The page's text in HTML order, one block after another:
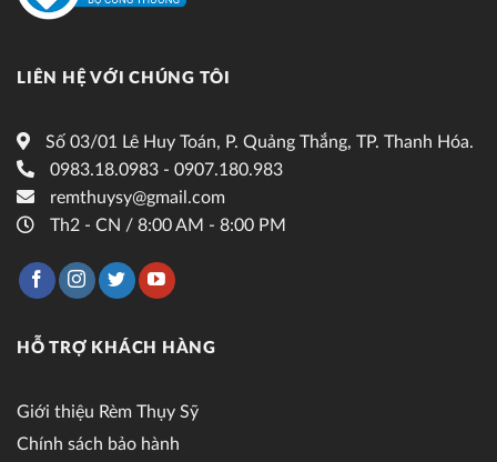
LIÊN HỆ VỚI CHÚNG TÔI
Số 03/01 Lê Huy Toán, P. Quảng Thắng, TP. Thanh Hóa.
0983.18.0983 - 0907.180.983
remthuysy@gmail.com
Th2 - CN / 8:00 AM - 8:00 PM
HỖ TRỢ KHÁCH HÀNG
Giới thiệu Rèm Thụy Sỹ
Chính sách bảo hành